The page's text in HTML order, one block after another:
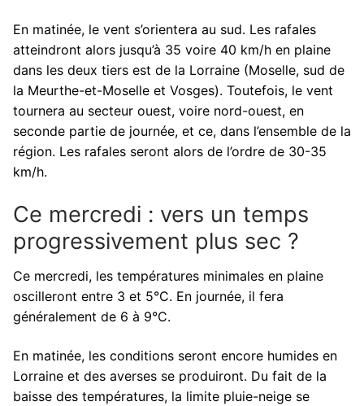
En matinée, le vent s’orientera au sud. Les rafales
atteindront alors jusqu’à 35 voire 40 km/h en plaine
dans les deux tiers est de la Lorraine (Moselle, sud de
la Meurthe-et-Moselle et Vosges). Toutefois, le vent
tournera au secteur ouest, voire nord-ouest, en
seconde partie de journée, et ce, dans l’ensemble de la
région. Les rafales seront alors de l’ordre de 30-35
km/h.
Ce mercredi : vers un temps
progressivement plus sec ?
Ce mercredi, les températures minimales en plaine
oscilleront entre 3 et 5°C. En journée, il fera
généralement de 6 à 9°C.
En matinée, les conditions seront encore humides en
Lorraine et des averses se produiront. Du fait de la
baisse des températures, la limite pluie-neige se